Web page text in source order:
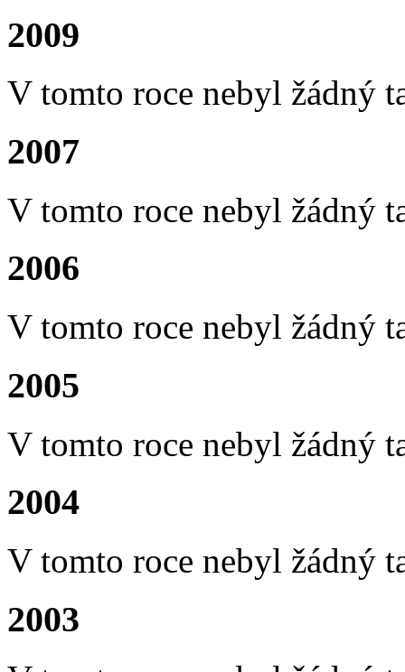
2009
V tomto roce nebyl žádný
2007
V tomto roce nebyl žádný
2006
V tomto roce nebyl žádný
2005
V tomto roce nebyl žádný
2004
V tomto roce nebyl žádný
2003